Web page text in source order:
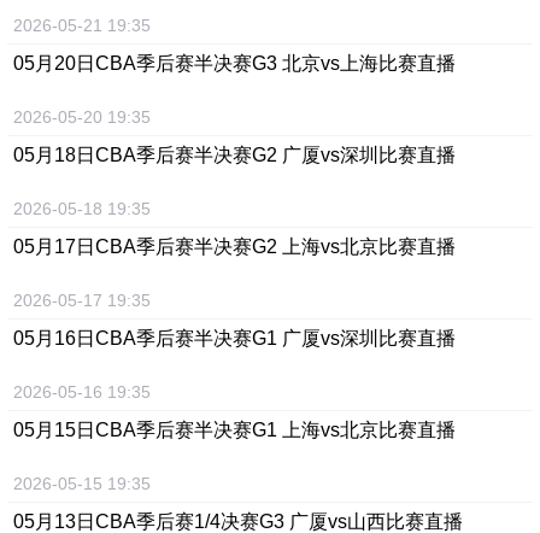
2026-05-21 19:35
05月20日 CBA季后赛半决赛G3 北京vs上海比赛直播
2026-05-20 19:35
05月18日CBA季后赛半决赛G2 广厦vs深圳比赛直播
2026-05-18 19:35
05月17日CBA季后赛半决赛G2 上海vs北京比赛直播
2026-05-17 19:35
05月16日 CBA季后赛半决赛G1 广厦vs深圳 比赛直播
2026-05-16 19:35
05月15日 CBA季后赛半决赛G1 上海vs北京比赛直播
2026-05-15 19:35
05月13日 CBA季后赛1/4决赛G3 广厦vs山西比赛直播